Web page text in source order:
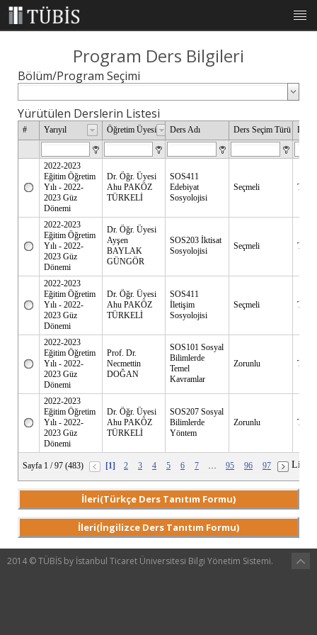
Proje Ekibi
TÜBİS Nedir?
Hakkımızda
Telefon Rehberi
Bologna Bölüm/Program Ders Tanıtım Formları
Formlar
Yemek Menüsü
Yardım
Giriş
Program Ders Bilgileri
Bölüm/Program Seçimi
Yürütülen Derslerin Listesi
# Yarıyıl Öğretim Üyesi Ders Adı Ders Seçim Türü Dili
2022-2023
Eğitim Öğretim
Yılı - 2022-
2023 Güz
Dönemi
Dr. Öğr. Üyesi
Ahu PAKÖZ
TÜRKELİ
SOS411
Edebiyat
Sosyolojisi
Seçmeli
2022-2023
Eğitim Öğretim
Yılı - 2022-
2023 Güz
Dönemi
Dr. Öğr. Üyesi
Ayşen
BAYLAK
GÜNGÖR
SOS203 İktisat
Sosyolojisi
Seçmeli
2022-2023
Eğitim Öğretim
Yılı - 2022-
2023 Güz
Dönemi
Dr. Öğr. Üyesi
Ahu PAKÖZ
TÜRKELİ
SOS411
İletişim
Sosyolojisi
Seçmeli
2022-2023
Eğitim Öğretim
Yılı - 2022-
2023 Güz
Dönemi
Prof. Dr.
Necmettin
DOĞAN
SOS101 Sosyal
Bilimlerde
Temel
Kavramlar
Zorunlu
2022-2023
Eğitim Öğretim
Yılı - 2022-
2023 Güz
Dönemi
Dr. Öğr. Üyesi
Ahu PAKÖZ
TÜRKELİ
SOS207 Sosyal
Bilimlerde
Yöntem
Zorunlu
Sayfa 1 / 97 (483) [1] 2 3 4 5 6 7 … 95 96 97 Liste:
İleri(Türkçe Ders Tanıtım Formu)
İleri(İngilizce Ders Tanıtım Formu)
2014 © TÜBİS by İstanbul Ticaret Üniversitesi Bilgi Yönetim Sistemi.